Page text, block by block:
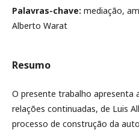
Palavras-chave: mediação,
Alberto Warat
Resumo
O presente trabalho apresenta
relações continuadas, de Luis
processo de construção da